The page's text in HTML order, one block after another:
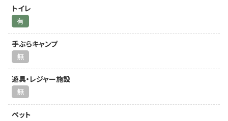
トイレ
有
手ぶらキャンプ
無
遊具・レジャー施設
無
ペット